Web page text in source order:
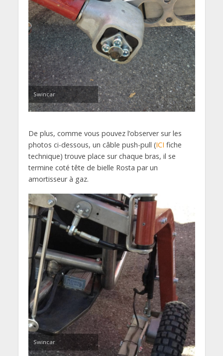
Swincar
De plus, comme vous pouvez l’observer sur les
photos ci-dessous, un câble push-pull (ICI fiche
technique) trouve place sur chaque bras, il se
termine coté tête de bielle Rosta par un
amortisseur à gaz.
Swincar